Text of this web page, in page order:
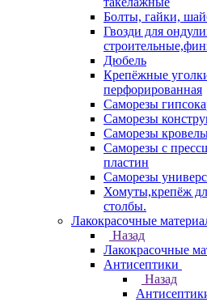
Болты, гайки,
Гвозди для
Дюбель
Крепёжные
перфорированная
Саморезы
Саморезы
Саморезы
Саморезы с
пластин
Саморезы
Хомуты,крепёж
столбы.
Лакокрасочные
Назад
Лакокрасочные
Антисептики
Назад